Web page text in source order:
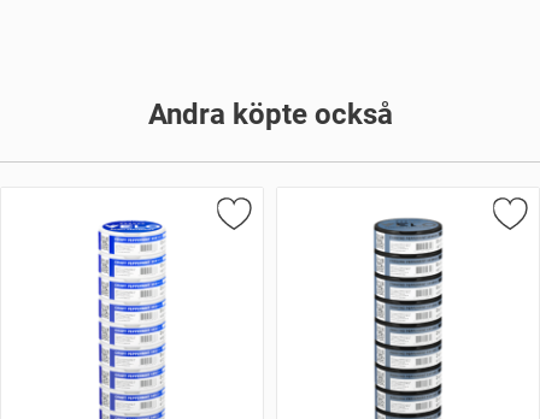
Andra köpte också